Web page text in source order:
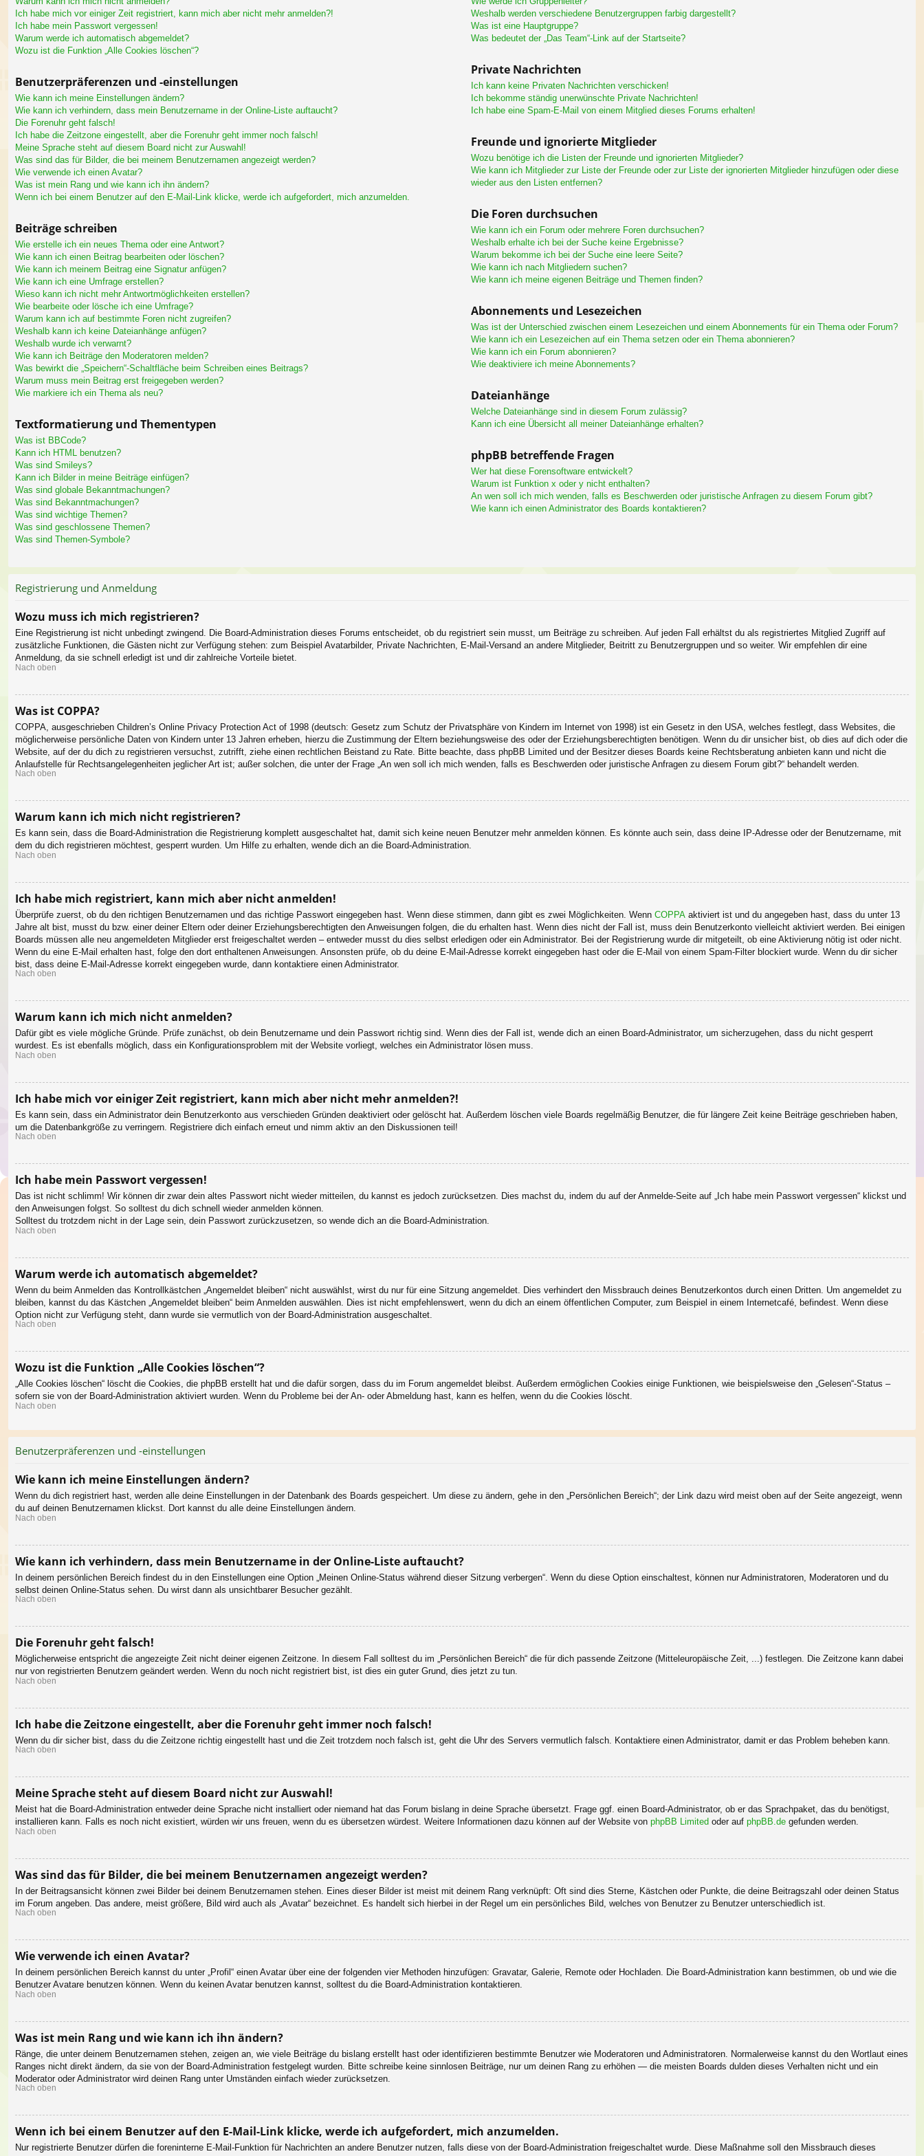
Ich habe mich vor einiger Zeit registriert, kann mich aber nicht mehr anmelden?!
Ich habe mein Passwort vergessen!
Warum werde ich automatisch abgemeldet?
Wozu ist die Funktion „Alle Cookies löschen“?
Benutzerpräferenzen und -einstellungen
Wie kann ich meine Einstellungen ändern?
Wie kann ich verhindern, dass mein Benutzername in der Online-Liste auftaucht?
Die Forenuhr geht falsch!
Ich habe die Zeitzone eingestellt, aber die Forenuhr geht immer noch falsch!
Meine Sprache steht auf diesem Board nicht zur Auswahl!
Was sind das für Bilder, die bei meinem Benutzernamen angezeigt werden?
Wie verwende ich einen Avatar?
Was ist mein Rang und wie kann ich ihn ändern?
Wenn ich bei einem Benutzer auf den E-Mail-Link klicke, werde ich aufgefordert, mich anzumelden.
Beiträge schreiben
Wie erstelle ich ein neues Thema oder eine Antwort?
Wie kann ich einen Beitrag bearbeiten oder löschen?
Wie kann ich meinem Beitrag eine Signatur anfügen?
Wie kann ich eine Umfrage erstellen?
Wieso kann ich nicht mehr Antwortmöglichkeiten erstellen?
Wie bearbeite oder lösche ich eine Umfrage?
Warum kann ich auf bestimmte Foren nicht zugreifen?
Weshalb kann ich keine Dateianhänge anfügen?
Weshalb wurde ich verwarnt?
Wie kann ich Beiträge den Moderatoren melden?
Was bewirkt die „Speichern“-Schaltfläche beim Schreiben eines Beitrags?
Warum muss mein Beitrag erst freigegeben werden?
Wie markiere ich ein Thema als neu?
Textformatierung und Thementypen
Was ist BBCode?
Kann ich HTML benutzen?
Was sind Smileys?
Kann ich Bilder in meine Beiträge einfügen?
Was sind globale Bekanntmachungen?
Was sind Bekanntmachungen?
Was sind wichtige Themen?
Was sind geschlossene Themen?
Was sind Themen-Symbole?
Weshalb werden verschiedene Benutzergruppen farbig dargestellt?
Was ist eine Hauptgruppe?
Was bedeutet der „Das Team“-Link auf der Startseite?
Private Nachrichten
Ich kann keine Privaten Nachrichten verschicken!
Ich bekomme ständig unerwünschte Private Nachrichten!
Ich habe eine Spam-E-Mail von einem Mitglied dieses Forums erhalten!
Freunde und ignorierte Mitglieder
Wozu benötige ich die Listen der Freunde und ignorierten Mitglieder?
Wie kann ich Mitglieder zur Liste der Freunde oder zur Liste der ignorierten Mitglieder hinzufügen oder diese
wieder aus den Listen entfernen?
Die Foren durchsuchen
Wie kann ich ein Forum oder mehrere Foren durchsuchen?
Weshalb erhalte ich bei der Suche keine Ergebnisse?
Warum bekomme ich bei der Suche eine leere Seite?
Wie kann ich nach Mitgliedern suchen?
Wie kann ich meine eigenen Beiträge und Themen finden?
Abonnements und Lesezeichen
Was ist der Unterschied zwischen einem Lesezeichen und einem Abonnements für ein Thema oder Forum?
Wie kann ich ein Lesezeichen auf ein Thema setzen oder ein Thema abonnieren?
Wie kann ich ein Forum abonnieren?
Wie deaktiviere ich meine Abonnements?
Dateianhänge
Welche Dateianhänge sind in diesem Forum zulässig?
Kann ich eine Übersicht all meiner Dateianhänge erhalten?
phpBB betreffende Fragen
Wer hat diese Forensoftware entwickelt?
Warum ist Funktion x oder y nicht enthalten?
An wen soll ich mich wenden, falls es Beschwerden oder juristische Anfragen zu diesem Forum gibt?
Wie kann ich einen Administrator des Boards kontaktieren?
Registrierung und Anmeldung
Wozu muss ich mich registrieren?
Eine Registrierung ist nicht unbedingt zwingend. Die Board-Administration dieses Forums entscheidet, ob du registriert sein musst, um Beiträge zu schreiben. Auf jeden Fall erhältst du als registriertes Mitglied Zugriff auf
zusätzliche Funktionen, die Gästen nicht zur Verfügung stehen: zum Beispiel Avatarbilder, Private Nachrichten, E-Mail-Versand an andere Mitglieder, Beitritt zu Benutzergruppen und so weiter. Wir empfehlen dir eine
Anmeldung, da sie schnell erledigt ist und dir zahlreiche Vorteile bietet.
Nach oben
Was ist COPPA?
COPPA, ausgeschrieben Children’s Online Privacy Protection Act of 1998 (deutsch: Gesetz zum Schutz der Privatsphäre von Kindern im Internet von 1998) ist ein Gesetz in den USA, welches festlegt, dass Websites, die
möglicherweise persönliche Daten von Kindern unter 13 Jahren erheben, hierzu die Zustimmung der Eltern beziehungsweise des oder der Erziehungsberechtigten benötigen. Wenn du dir unsicher bist, ob dies auf dich oder die
Website, auf der du dich zu registrieren versuchst, zutrifft, ziehe einen rechtlichen Beistand zu Rate. Bitte beachte, dass phpBB Limited und der Besitzer dieses Boards keine Rechtsberatung anbieten kann und nicht die
Anlaufstelle für Rechtsangelegenheiten jeglicher Art ist; außer solchen, die unter der Frage „An wen soll ich mich wenden, falls es Beschwerden oder juristische Anfragen zu diesem Forum gibt?“ behandelt werden.
Nach oben
Warum kann ich mich nicht registrieren?
Es kann sein, dass die Board-Administration die Registrierung komplett ausgeschaltet hat, damit sich keine neuen Benutzer mehr anmelden können. Es könnte auch sein, dass deine IP-Adresse oder der Benutzername, mit
dem du dich registrieren möchtest, gesperrt wurden. Um Hilfe zu erhalten, wende dich an die Board-Administration.
Nach oben
Ich habe mich registriert, kann mich aber nicht anmelden!
Überprüfe zuerst, ob du den richtigen Benutzernamen und das richtige Passwort eingegeben hast. Wenn diese stimmen, dann gibt es zwei Möglichkeiten. Wenn COPPA aktiviert ist und du angegeben hast, dass du unter 13
Jahre alt bist, musst du bzw. einer deiner Eltern oder deiner Erziehungsberechtigten den Anweisungen folgen, die du erhalten hast. Wenn dies nicht der Fall ist, muss dein Benutzerkonto vielleicht aktiviert werden. Bei einigen
Boards müssen alle neu angemeldeten Mitglieder erst freigeschaltet werden – entweder musst du dies selbst erledigen oder ein Administrator. Bei der Registrierung wurde dir mitgeteilt, ob eine Aktivierung nötig ist oder nicht.
Wenn du eine E-Mail erhalten hast, folge den dort enthaltenen Anweisungen. Ansonsten prüfe, ob du deine E-Mail-Adresse korrekt eingegeben hast oder die E-Mail von einem Spam-Filter blockiert wurde. Wenn du dir sicher
bist, dass deine E-Mail-Adresse korrekt eingegeben wurde, dann kontaktiere einen Administrator.
Nach oben
Warum kann ich mich nicht anmelden?
Dafür gibt es viele mögliche Gründe. Prüfe zunächst, ob dein Benutzername und dein Passwort richtig sind. Wenn dies der Fall ist, wende dich an einen Board-Administrator, um sicherzugehen, dass du nicht gesperrt
wurdest. Es ist ebenfalls möglich, dass ein Konfigurationsproblem mit der Website vorliegt, welches ein Administrator lösen muss.
Nach oben
Ich habe mich vor einiger Zeit registriert, kann mich aber nicht mehr anmelden?!
Es kann sein, dass ein Administrator dein Benutzerkonto aus verschieden Gründen deaktiviert oder gelöscht hat. Außerdem löschen viele Boards regelmäßig Benutzer, die für längere Zeit keine Beiträge geschrieben haben,
um die Datenbankgröße zu verringern. Registriere dich einfach erneut und nimm aktiv an den Diskussionen teil!
Nach oben
Ich habe mein Passwort vergessen!
Das ist nicht schlimm! Wir können dir zwar dein altes Passwort nicht wieder mitteilen, du kannst es jedoch zurücksetzen. Dies machst du, indem du auf der Anmelde-Seite auf „Ich habe mein Passwort vergessen“ klickst und
den Anweisungen folgst. So solltest du dich schnell wieder anmelden können.
Solltest du trotzdem nicht in der Lage sein, dein Passwort zurückzusetzen, so wende dich an die Board-Administration.
Nach oben
Warum werde ich automatisch abgemeldet?
Wenn du beim Anmelden das Kontrollkästchen „Angemeldet bleiben“ nicht auswählst, wirst du nur für eine Sitzung angemeldet. Dies verhindert den Missbrauch deines Benutzerkontos durch einen Dritten. Um angemeldet zu
bleiben, kannst du das Kästchen „Angemeldet bleiben“ beim Anmelden auswählen. Dies ist nicht empfehlenswert, wenn du dich an einem öffentlichen Computer, zum Beispiel in einem Internetcafé, befindest. Wenn diese
Option nicht zur Verfügung steht, dann wurde sie vermutlich von der Board-Administration ausgeschaltet.
Nach oben
Wozu ist die Funktion „Alle Cookies löschen“?
„Alle Cookies löschen“ löscht die Cookies, die phpBB erstellt hat und die dafür sorgen, dass du im Forum angemeldet bleibst. Außerdem ermöglichen Cookies einige Funktionen, wie beispielsweise den „Gelesen“-Status –
sofern sie von der Board-Administration aktiviert wurden. Wenn du Probleme bei der An- oder Abmeldung hast, kann es helfen, wenn du die Cookies löscht.
Nach oben
Benutzerpräferenzen und -einstellungen
Wie kann ich meine Einstellungen ändern?
Wenn du dich registriert hast, werden alle deine Einstellungen in der Datenbank des Boards gespeichert. Um diese zu ändern, gehe in den „Persönlichen Bereich“; der Link dazu wird meist oben auf der Seite angezeigt, wenn
du auf deinen Benutzernamen klickst. Dort kannst du alle deine Einstellungen ändern.
Nach oben
Wie kann ich verhindern, dass mein Benutzername in der Online-Liste auftaucht?
In deinem persönlichen Bereich findest du in den Einstellungen eine Option „Meinen Online-Status während dieser Sitzung verbergen“. Wenn du diese Option einschaltest, können nur Administratoren, Moderatoren und du
selbst deinen Online-Status sehen. Du wirst dann als unsichtbarer Besucher gezählt.
Nach oben
Die Forenuhr geht falsch!
Möglicherweise entspricht die angezeigte Zeit nicht deiner eigenen Zeitzone. In diesem Fall solltest du im „Persönlichen Bereich“ die für dich passende Zeitzone (Mitteleuropäische Zeit, ...) festlegen. Die Zeitzone kann dabei
nur von registrierten Benutzern geändert werden. Wenn du noch nicht registriert bist, ist dies ein guter Grund, dies jetzt zu tun.
Nach oben
Ich habe die Zeitzone eingestellt, aber die Forenuhr geht immer noch falsch!
Wenn du dir sicher bist, dass du die Zeitzone richtig eingestellt hast und die Zeit trotzdem noch falsch ist, geht die Uhr des Servers vermutlich falsch. Kontaktiere einen Administrator, damit er das Problem beheben kann.
Nach oben
Meine Sprache steht auf diesem Board nicht zur Auswahl!
Meist hat die Board-Administration entweder deine Sprache nicht installiert oder niemand hat das Forum bislang in deine Sprache übersetzt. Frage ggf. einen Board-Administrator, ob er das Sprachpaket, das du benötigst,
installieren kann. Falls es noch nicht existiert, würden wir uns freuen, wenn du es übersetzen würdest. Weitere Informationen dazu können auf der Website von phpBB Limited oder auf phpBB.de gefunden werden.
Nach oben
Was sind das für Bilder, die bei meinem Benutzernamen angezeigt werden?
In der Beitragsansicht können zwei Bilder bei deinem Benutzernamen stehen. Eines dieser Bilder ist meist mit deinem Rang verknüpft: Oft sind dies Sterne, Kästchen oder Punkte, die deine Beitragszahl oder deinen Status
im Forum angeben. Das andere, meist größere, Bild wird auch als „Avatar“ bezeichnet. Es handelt sich hierbei in der Regel um ein persönliches Bild, welches von Benutzer zu Benutzer unterschiedlich ist.
Nach oben
Wie verwende ich einen Avatar?
In deinem persönlichen Bereich kannst du unter „Profil“ einen Avatar über eine der folgenden vier Methoden hinzufügen: Gravatar, Galerie, Remote oder Hochladen. Die Board-Administration kann bestimmen, ob und wie die
Benutzer Avatare benutzen können. Wenn du keinen Avatar benutzen kannst, solltest du die Board-Administration kontaktieren.
Nach oben
Was ist mein Rang und wie kann ich ihn ändern?
Ränge, die unter deinem Benutzernamen stehen, zeigen an, wie viele Beiträge du bislang erstellt hast oder identifizieren bestimmte Benutzer wie Moderatoren und Administratoren. Normalerweise kannst du den Wortlaut eines
Ranges nicht direkt ändern, da sie von der Board-Administration festgelegt wurden. Bitte schreibe keine sinnlosen Beiträge, nur um deinen Rang zu erhöhen — die meisten Boards dulden dieses Verhalten nicht und ein
Moderator oder Administrator wird deinen Rang unter Umständen einfach wieder zurücksetzen.
Nach oben
Wenn ich bei einem Benutzer auf den E-Mail-Link klicke, werde ich aufgefordert, mich anzumelden.
Nur registrierte Benutzer dürfen die foreninterne E-Mail-Funktion für Nachrichten an andere Benutzer nutzen, falls diese von der Board-Administration freigeschaltet wurde. Diese Maßnahme soll den Missbrauch dieses